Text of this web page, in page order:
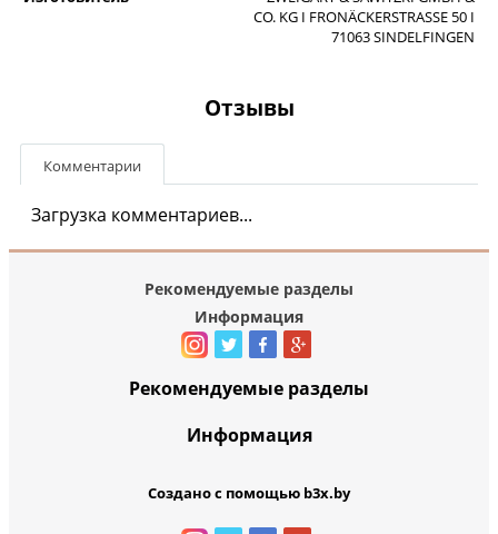
CO. KG I FRONÄCKERSTRASSE 50 I
71063 SINDELFINGEN
Отзывы
Комментарии
Загрузка комментариев...
Рекомендуемые разделы
Информация
Рекомендуемые разделы
Информация
Создано с помощью b3x.by